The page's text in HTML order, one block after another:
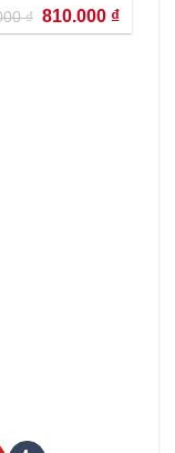
₫ Giá
gốc
là:
810.000 ₫Giá
hiện
tại